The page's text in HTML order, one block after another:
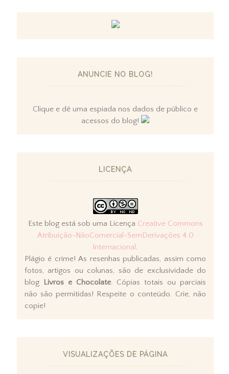
ANUNCIE NO BLOG!
Clique e dê uma espiada nos dados de público e
acessos do blog!
LICENÇA
Este blog está sob uma Licença Creative Commons
Atribuição-NãoComercial-SemDerivações 4.0
Internacional .
Plágio é crime! As resenhas publicadas, assim como
fotos, artigos ou colunas, são de exclusividade do
blog Livros e Chocolate. Cópias totais ou parciais
não são permitidas! Respeite o conteúdo. Crie, não
copie!
VISUALIZAÇÕES DE PÁGINA